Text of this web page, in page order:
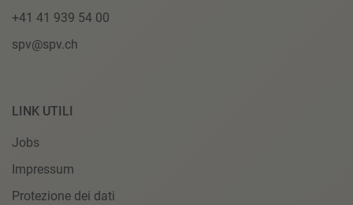
+41 41 939 54 00
spv@spv.ch
LINK UTILI
Jobs
Impressum
Protezione dei dati